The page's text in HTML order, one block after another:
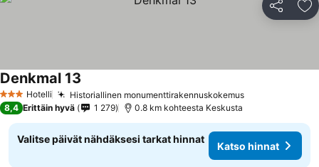
Jaa
3 Tähtiluokitus
Hotelli Historiallinen monumenttirakennuskokemusKatso hinnat
Denkmal 13
8,4 Erittäin hyvä 1 279 0.8 km kohteesta Keskusta
Valitse päivät nähdäksesi tarkat hinnat
Katso hinnat